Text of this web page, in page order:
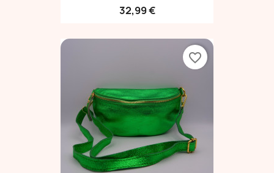
32,99 €
favorite_border